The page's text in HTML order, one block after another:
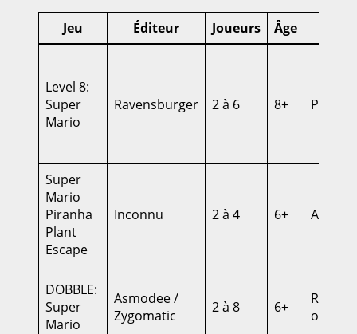
Jeu Éditeur Joueurs Âge
Level 8:
Super
Mario
Ravensburger 2 à 6 8+ Place
Super
Mario
Piranha
Plant
Escape
Inconnu 2 à 4 6+
DOBBLE:
Super
Mario
Asmodee /
Zygomatic
2 à 8 6+